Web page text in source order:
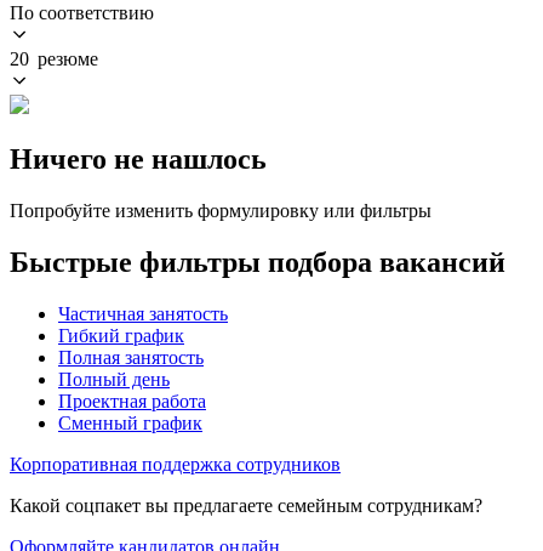
По соответствию
20 резюме
Ничего не нашлось
Попробуйте изменить формулировку или фильтры
Быстрые фильтры подбора вакансий
Частичная занятость
Гибкий график
Полная занятость
Полный день
Проектная работа
Сменный график
Корпоративная поддержка сотрудников
Какой соцпакет вы предлагаете семейным сотрудникам?
Оформляйте кандидатов онлайн